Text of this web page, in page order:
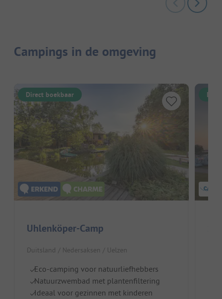
Campings in de omgeving
Direct boekbaar
Uhlenköper-Camp
Duitsland / Nedersaksen / Uelzen
Eco-camping voor natuurliefhebbers
Natuurzwembad met plantenfiltering
Ideaal voor gezinnen met kinderen